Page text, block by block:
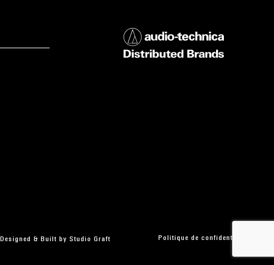
Politique de confidentialité
Designed & Built by Studio Graft